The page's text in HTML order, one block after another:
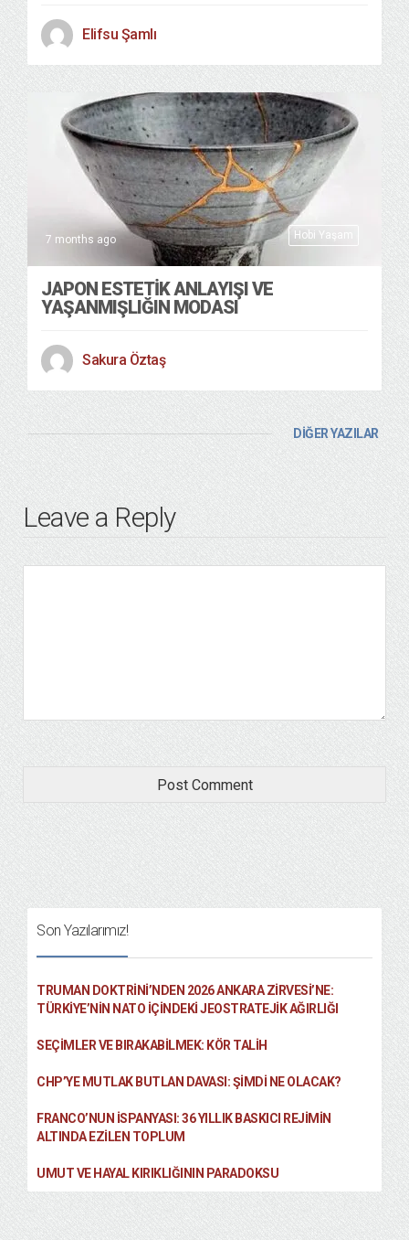
Elifsu Şamlı
Hobi Yaşam
7 months ago
JAPON ESTETİK ANLAYIŞI VE
YAŞANMIŞLIĞIN MODASI
Sakura Öztaş
DİĞER YAZILAR
Leave a Reply
Son Yazılarımız!
TRUMAN DOKTRINI’NDEN 2026 ANKARA ZIRVESI’NE:
TÜRKIYE’NIN NATO İÇINDEKI JEOSTRATEJIK AĞIRLIĞI
SEÇIMLER VE BIRAKABILMEK: KÖR TALIH
CHP’YE MUTLAK BUTLAN DAVASI: ŞİMDİ NE OLACAK?
FRANCO’NUN İSPANYASI: 36 YILLIK BASKICI REJIMIN
ALTINDA EZILEN TOPLUM
UMUT VE HAYAL KIRIKLIĞININ PARADOKSU